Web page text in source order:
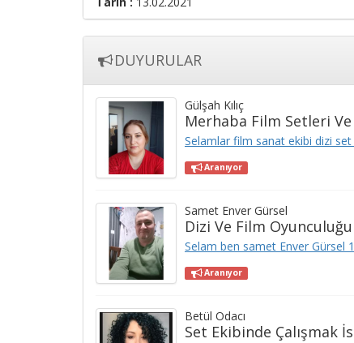
DUYURULAR
Gülşah Kılıç
Merhaba Film Setleri
Selamlar film sanat ekibi dizi set
Aranıyor
Samet Enver Gürsel
Dizi Ve Film Oyunculuğu
Selam ben samet Enver Gürsel
Aranıyor
Betül Odacı
Set Ekibinde Çalışmak